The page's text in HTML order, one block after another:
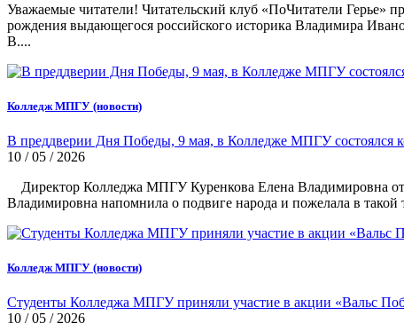
Уважаемые читатели! Читательский клуб «ПоЧитатели Герье»
рождения выдающегося российского историка Владимира
В....
Колледж МПГУ (новости)
В преддверии Дня Победы, 9 мая, в Колледже МПГУ состоялся
10 / 05 / 2026
Директор Колледжа МПГУ Куренкова Елена Владимировна
Владимировна напомнила о подвиге народа и пожелала в
Колледж МПГУ (новости)
Студенты Колледжа МПГУ приняли участие в акции «Вальс
10 / 05 / 2026